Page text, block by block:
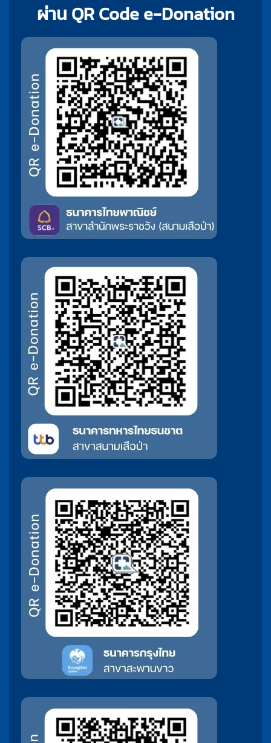
ผ่าน QR Code e-Donation